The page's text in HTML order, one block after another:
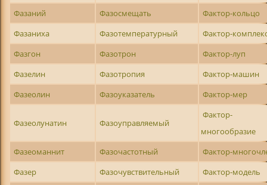
Фазаний
Фазосмещать
Фактор-кольцо
Фазаниха
Фазотемпературный
Фактор-
Фазгон
Фазотрон
Фактор-луп
Фазелин
Фазотропия
Фактор-машин
Фазеолин
Фазоуказатель Фактор-мер
Фазеолунатин Фазоуправляемый
Фактор-
многообразие
Фазеоманнит
Фазочастотный
Фактор-
Фазер
Фазочувствительный
Фактор-модель